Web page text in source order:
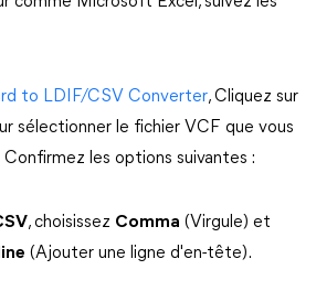
to LDIF/CSV Converter, Cliquez sur
sélectionner le fichier VCF que vous
les options suivantes :
, choisissez Comma (Virgule) et
(Ajouter une ligne d'en-tête).